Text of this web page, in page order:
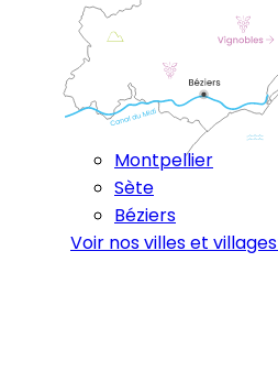
Montpellier
Sète
Béziers
Voir nos villes et villages